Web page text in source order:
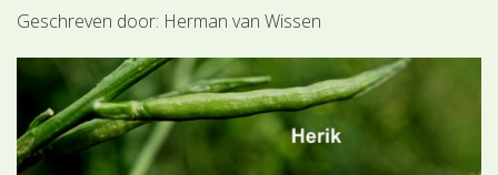
Determineren
Geschreven door: Herman van Wissen